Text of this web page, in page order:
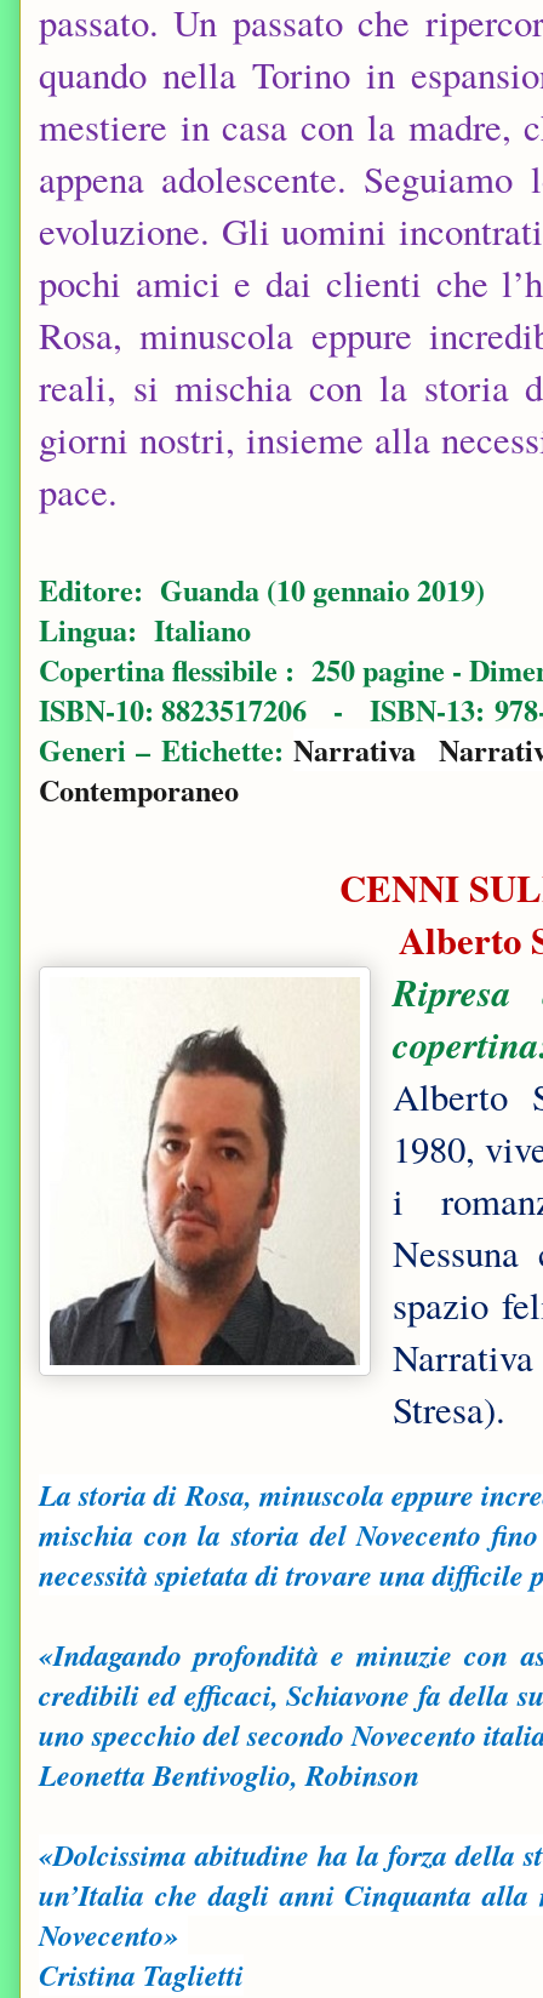
passato. Un passato che
quando nella Torino in
mestiere in casa con la madre,
appena adolescente.
evoluzione. Gli uomini
pochi amici e dai clienti che
Rosa, minuscola eppure
reali, si mischia con la storia
giorni nostri, insieme alla
pace.
Editore: ‎ Guanda (10 gennaio 2019)
Lingua: ‎ Italiano
Copertina flessibile : ‎ 250 pagine -
ISBN-10: ‎8823517206 - ISBN-13:‎
Generi – Etichette:Narrativa
Contemporaneo
CENNI
Alberto
Alberto
1980,
i
spazio
Stresa).
La storia di Rosa, minuscola eppure
mischia con la storia del Novecento
necessità spietata di trovare una difficile
«Indagando profondità e minuzie con
credibili ed efficaci, Schiavone fa della
uno specchio del secondo Novecento
Leonetta Bentivoglio, Robinson
«Dolcissima abitudine ha la forza della
un’Italia che dagli anni Cinquanta
Novecento»
Cristina Taglietti